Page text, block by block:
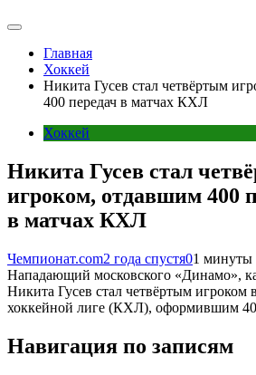
Главная
Хоккей
Никита Гусев стал четвёртым
400 передач в матчах КХЛ
Хоккей
Никита Гусев стал
игроком, отдавшим 400
в матчах КХЛ
Чемпионат.com2 года спустя01 минуты
Нападающий московского «Динамо»,
Никита Гусев стал четвёртым игроком
хоккейной лиге (КХЛ), оформившим
Навигация по записям